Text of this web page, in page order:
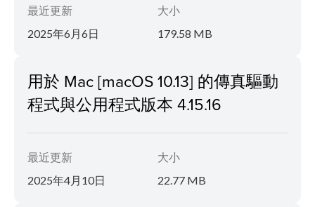
最近更新
2025年6月6日
大小
179.58 MB
用於 Mac [macOS 10.13] 的傳真驅動
程式與公用程式版本 4.15.16
最近更新
2025年4月10日
大小
22.77 MB